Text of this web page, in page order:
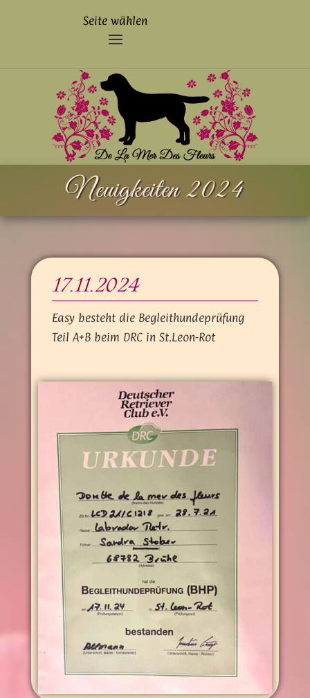
Seite wählen
Neuig­keiten 2024
17.11.2024
Easy besteht die Begleithundeprüfung
Teil A+B beim DRC in St.Leon-Rot